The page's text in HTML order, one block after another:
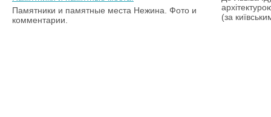
Памятники и памятные места Нежина. Фото и
комментарии.
(за